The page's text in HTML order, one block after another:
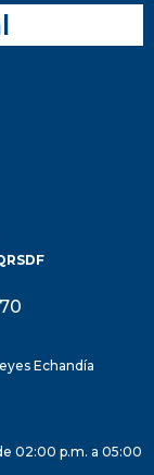
Echandía
02:00 p.m. a 05:00